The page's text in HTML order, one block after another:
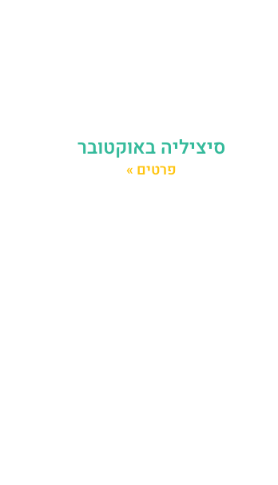
סיציליה באוקטובר
פרטים »